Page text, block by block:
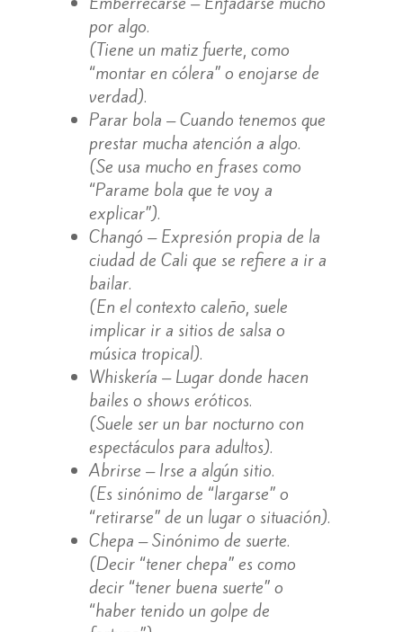
por algo.
(Tiene un matiz fuerte, como
“montar en cólera” o enojarse de
verdad).
Parar bola – Cuando tenemos que
prestar mucha atención a algo.
(Se usa mucho en frases como
“Parame bola que te voy a
explicar”).
Changó – Expresión propia de la
ciudad de Cali que se refiere a ir a
bailar.
(En el contexto caleño, suele
implicar ir a sitios de salsa o
música tropical).
Whiskería – Lugar donde hacen
bailes o shows eróticos.
(Suele ser un bar nocturno con
espectáculos para adultos).
Abrirse – Irse a algún sitio.
(Es sinónimo de “largarse” o
“retirarse” de un lugar o situación).
Chepa – Sinónimo de suerte.
(Decir “tener chepa” es como
decir “tener buena suerte” o
“haber tenido un golpe de